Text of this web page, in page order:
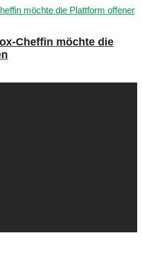
Cheffin möchte die